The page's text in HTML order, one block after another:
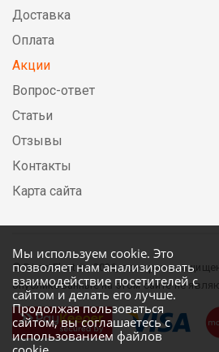
Мы используем cookie. Это
позволяет нам анализировать
взаимодействие посетителей с
сайтом и делать его лучше.
Продолжая пользоваться
сайтом, вы соглашаетесь с
использованием файлов
Доставка
Оплата
Акции
Вопрос-ответ
Статьи
Отзывы
Контакты
Карта сайта
© DirectElectric, 2026, все права
опубликованные на этом сайте не